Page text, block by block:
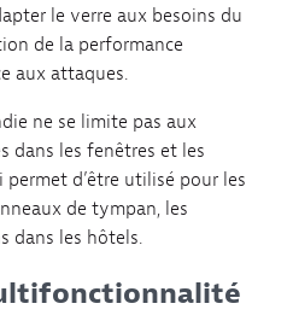
le verre aux besoins du
de la performance
aux attaques.
ne se limite pas aux
dans les fenêtres et les
d’être utilisé pour les
de tympan, les
dans les hôtels.